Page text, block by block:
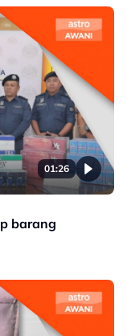
01:26
barang